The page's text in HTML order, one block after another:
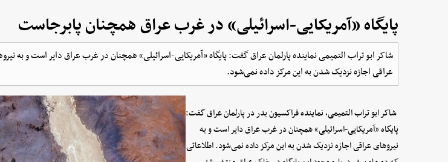
پایگاه «آمریکایی-اسرائیلی» در غرب عراق همچنان پابرجاست
شاکر ابو تراب التمیمی نماینده پارلمان عراق گفت: پایگاه «آمریکایی-اسرائیلی» همچنان در غرب عراق دایر است و به
عراقی اجازه نزدیک شدن به این مرکز داده نمی‌شود.
شاکر ابو تراب التمیمی، نماینده فراکسیون بدر در پارلمان عراق گفت:
پایگاه «آمریکایی-اسرائیلی» همچنان در غرب عراق دایر است و به
نیروهای عراقی اجازه نزدیک شدن به این مرکز داده نمی‌شود. اطلاعاتی